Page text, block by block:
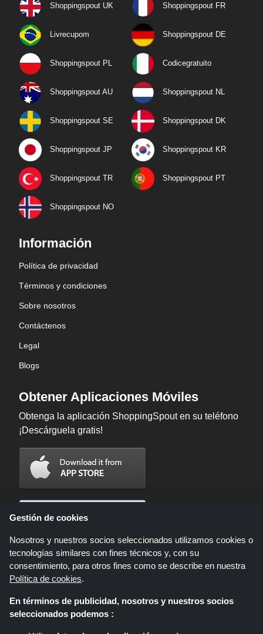
Shoppingspout UK Shoppingspout FR
Livrecupom Shoppingspout DE
Shoppingspout PL Codicegratuito
Shoppingspout AU Shoppingspout NL
Shoppingspout SE Shoppingspout DK
Shoppingspout JP Shoppingspout KR
Shoppingspout TR Shoppingspout PT
Shoppingspout NO
Información
Política de privacidad
Términos y condiciones
Sobre nosotros
Contáctenos
Legal
Blogs
Obtener Aplicaciones Móviles
Obtenga la aplicación ShoppingSpout en su teléfono
¡Descárguela gratis!
Shoppingspout.com/es es un sitio web que presenta ofertas, descuentos y
cupones; Estas ofertas u ofertas están disponibles a través de diferentes
Gestión de cookies
Nosotros y nuestros socios seleccionados utilizamos cookies o
tecnologías similares con fines técnicos y, con su
consentimiento, para otros fines como se describe en nuestra
Política de cookies.
En términos de publicidad, nosotros y nuestros socios
seleccionados podemos :